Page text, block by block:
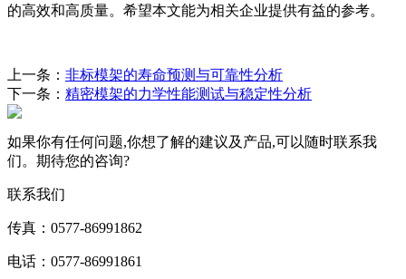
的高效和高质量。希望本文能为相关企业提供有益的参考。
上一条： 非标模架的寿命预测与可靠性分析
下一条： 精密模架的力学性能测试与稳定性分析
如果你有任何问题,你想了解的建议及产品,可以随时联系我
们。期待您的咨询?
联系我们
传真：0577-86991862
电话：0577-86991861